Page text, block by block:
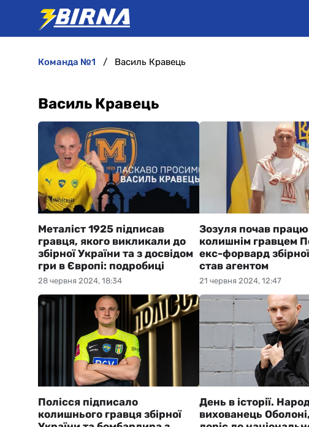
команда №1 Василь Кравець
Василь Кравець
28 червня 2024, 18:34
Металіст 1925 підписав
гравця, якого викликали до
збірної України та з досвідом
гри в Європі: подробиці
21 червня 2024, 12:47
Зозуля почав
колишнім гравцем
екс-форвард
став агентом
Полісся підписало
колишнього гравця збірної
День в історії.
вихованець